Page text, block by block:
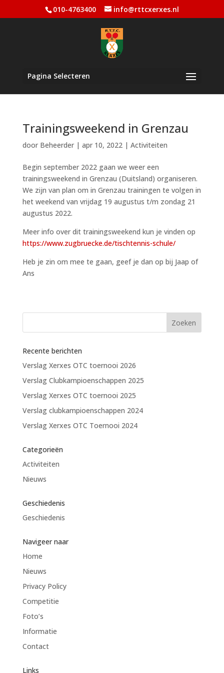
010-4763400 info@rttcxerxes.nl
Pagina Selecteren
Trainingsweekend in Grenzau
door Beheerder| apr 10, 2022| Activiteiten
Begin september 2022 gaan we weer een
trainingsweekend in Grenzau (Duitsland) organiseren.
We zijn van plan om in Grenzau trainingen te volgen in
het weekend van vrijdag 19 augustus t/m zondag 21
augustus 2022.
Meer info over dit trainingsweekend kun je vinden op
https://www.zugbruecke.de/tischtennis-schule/
Heb je zin om mee te gaan, geef je dan op bij Jaap of
Ans
Recente berichten
Verslag Xerxes OTC toernooi 2026
Verslag Clubkampioenschappen 2025
Verslag Xerxes OTC toernooi 2025
Verslag clubkampioenschappen 2024
Verslag Xerxes OTC Toernooi 2024
Categorieën
Activiteiten
Nieuws
Geschiedenis
Geschiedenis
Navigeer naar
Home
Nieuws
Privacy Policy
Competitie
Foto’s
Informatie
Contact
Links